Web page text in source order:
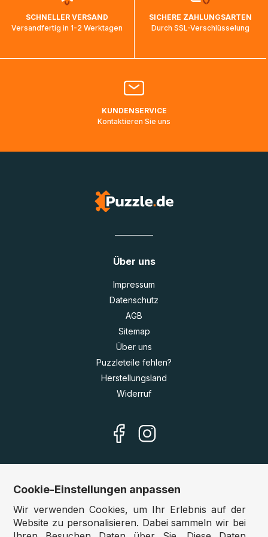
ankommen und von der dortigen Zustellorganisation weiter
bearbeitet werden.
Bitte kontaktieren Sie denKundenservicefalls Ihr Paket
Lieferadressen in Deutschland oder Europa mehrere Tage
SCHNELLER VERSAND
Versandfertig in 1-2 Werktagen
SICHERE ZAHLUNGSARTEN
Durch SSL-Verschlüsselung
KUNDENSERVICE
Kontaktieren Sie uns
Über uns
Impressum
Datenschutz
AGB
Sitemap
Über uns
Puzzleteile fehlen?
Herstellungsland
Widerruf
Unsere Shops
Deutschland:www.puzzle.de
Cookie-Einstellungen anpassen
Wir verwenden Cookies, um Ihr Erlebnis auf der
Website zu personalisieren. Dabei sammeln wir bei